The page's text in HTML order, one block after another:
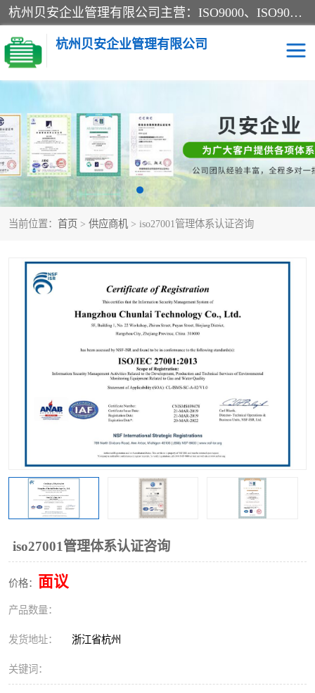
杭州贝安企业管理有限公司主营：ISO9000、ISO9000认证、ISO9001认证、ISO14000认证、ISO14001认证等系列企业认证服务。
杭州贝安企业管理有限公司
当前位置： 首页 > 供应商机 > iso27001管理体系认证咨询
iso27001管理体系认证咨询
价格： 面议
产品数量：
发货地址： 浙江省杭州
关键词：
CE认证 ISO13485认证
SA认证 CCC认证
OHSAS18001认证
45001认证